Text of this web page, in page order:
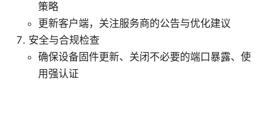
策略
更新客户端，关注服务商的公告与优化建议
安全与合规检查
确保设备固件更新、关闭不必要的端口暴露、使
用强认证